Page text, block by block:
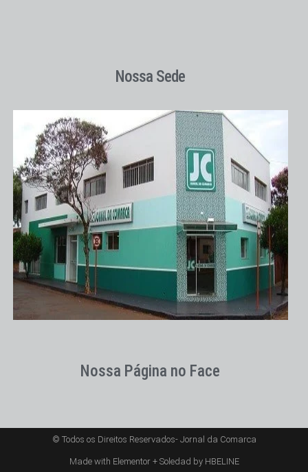
Nossa Sede
Nossa Página no Face
© Todos os Direitos Reservados- Jornal da Comarca
Made with Elementor + Soledad by HBELINE